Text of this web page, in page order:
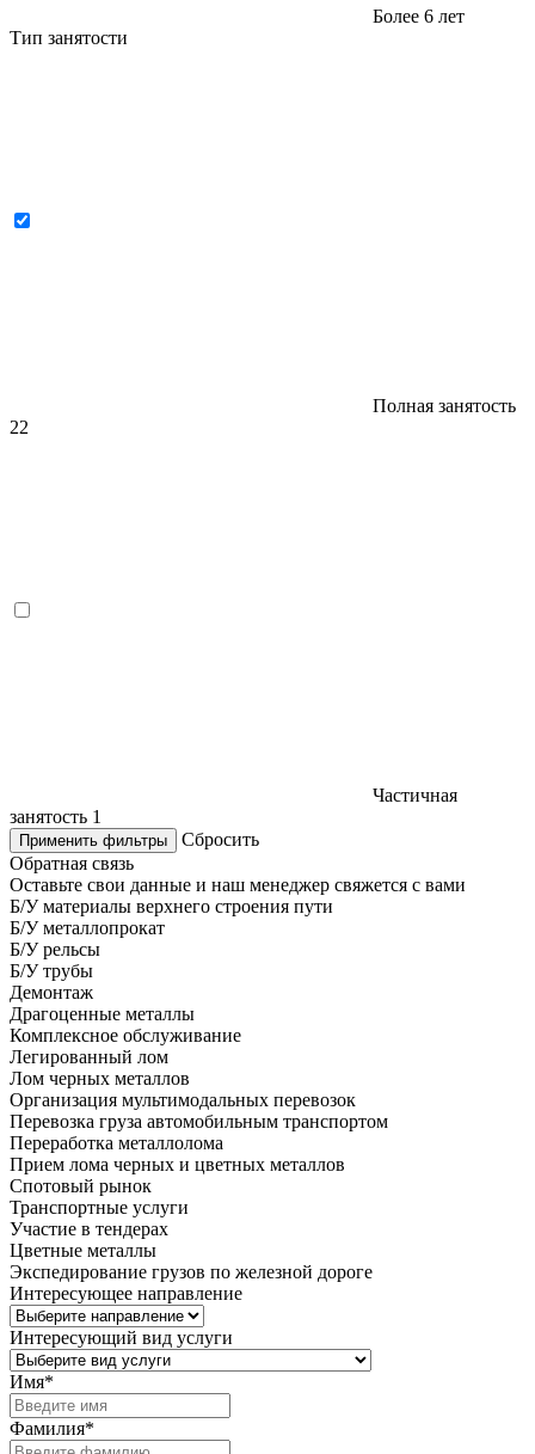
Более 6 лет
Тип занятости
Полная занятость
22
Частичная
занятость 1
Применить фильтры
Сбросить
Обратная связь
Оставьте свои данные и наш менеджер свяжется с вами
Б/У материалы верхнего строения пути
Б/У металлопрокат
Б/У рельсы
Б/У трубы
Демонтаж
Драгоценные металлы
Комплексное обслуживание
Легированный лом
Лом черных металлов
Организация мультимодальных перевозок
Перевозка груза автомобильным транспортом
Переработка металлолома
Прием лома черных и цветных металлов
Спотовый рынок
Транспортные услуги
Участие в тендерах
Цветные металлы
Экспедирование грузов по железной дороге
Интересующее направление
Интересующий вид услуги
Имя*
Фамилия*